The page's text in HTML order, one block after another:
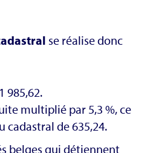
se réalise donc
985,62.
multiplié par 5,3 %, ce
cadastral de 635,24.
belges qui détiennent